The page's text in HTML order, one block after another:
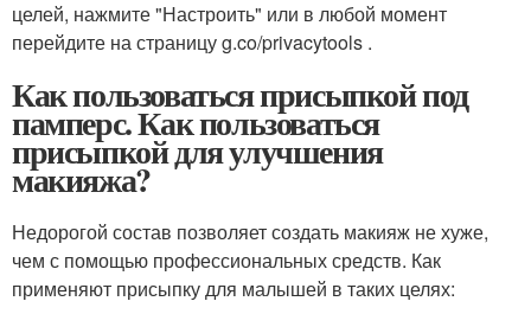
целей, нажмите "Настроить" или в любой момент
перейдите на страницу g.co/privacytools .
Как пользоваться присыпкой под
памперс. Как пользоваться
присыпкой для улучшения
макияжа?
Недорогой состав позволяет создать макияж не хуже,
чем с помощью профессиональных средств. Как
применяют присыпку для малышей в таких целях: